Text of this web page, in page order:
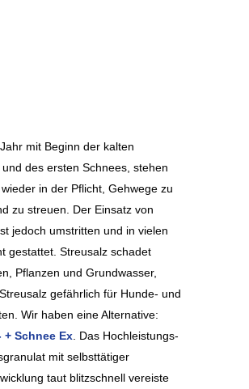
mit Beginn der kalten
des ersten Schnees, stehen
in der Pflicht, Gehwege zu
zu streuen. Der Einsatz von
jedoch umstritten und in vielen
gestattet. Streusalz schadet
Pflanzen und Grundwasser,
gefährlich für Hunde- und
Wir haben eine Alternative:
+ Schnee Ex . Das Hochleistungs-
mit selbsttätiger
taut blitzschnell vereiste